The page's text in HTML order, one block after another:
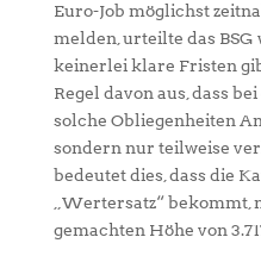
Euro-Job möglichst
melden, urteilte das BSG
keinerlei klare Fristen
Regel davon aus, dass
solche Obliegenheiten
sondern nur teilweise
bedeutet dies, dass die
„Wertersatz“ bekommt,
gemachten Höhe von